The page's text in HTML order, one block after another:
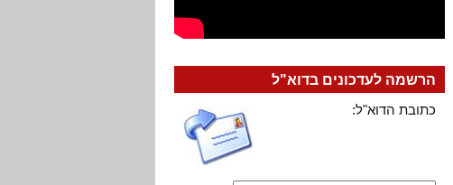
הרשמה לעדכונים בדוא"ל
כתובת הדוא"ל: